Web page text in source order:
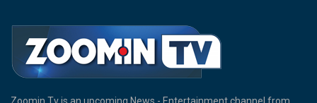
Zoomin Tv is an upcoming News - Entertainment channel from